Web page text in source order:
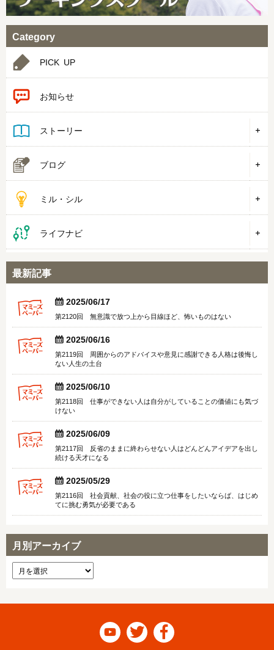
Category
PICK UP
お知らせ
ストーリー
ブログ
ミル・シル
ライフナビ
最新記事
  2025/06/17
第2120回 無意識で放つ上から目線ほど、怖いものはない
  2025/06/16
第2119回 周囲からのアドバイスや意見に感謝できる人格は後悔し
ない人生の土台
  2025/06/10
第2118回 仕事ができない人は自分がしていることの価値にも気づ
けない
  2025/06/09
第2117回 反省のままに終わらせない人はどんどんアイデアを出し
続ける天才になる
  2025/05/29
第2116回 社会貢献、社会の役に立つ仕事をしたいならば、はじめ
てに挑む勇気が必要である
月別アーカイブ
  